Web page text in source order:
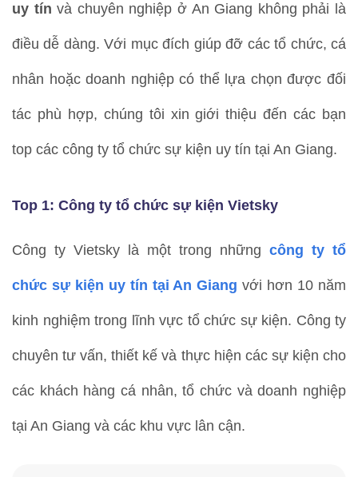
uy tín và chuyên nghiệp ở An Giang không phải là
điều dễ dàng. Với mục đích giúp đỡ các tổ chức, cá
nhân hoặc doanh nghiệp có thể lựa chọn được đối
tác phù hợp, chúng tôi xin giới thiệu đến các bạn
top các công ty tổ chức sự kiện uy tín tại An Giang.
Top 1: Công ty tổ chức sự kiện Vietsky
Công ty Vietsky là một trong những công ty tổ
chức sự kiện uy tín tại An Giang với hơn 10 năm
kinh nghiệm trong lĩnh vực tổ chức sự kiện. Công ty
chuyên tư vấn, thiết kế và thực hiện các sự kiện cho
các khách hàng cá nhân, tổ chức và doanh nghiệp
tại An Giang và các khu vực lân cận.